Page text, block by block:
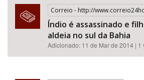
Correio - http://
Índio é assassinado e
aldeia no sul da Bahia
Adicionado: 11 de Mar de 2014 | 1